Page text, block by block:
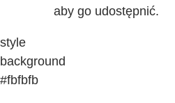
aby go udostępnić.
style
background
#fbfbfb